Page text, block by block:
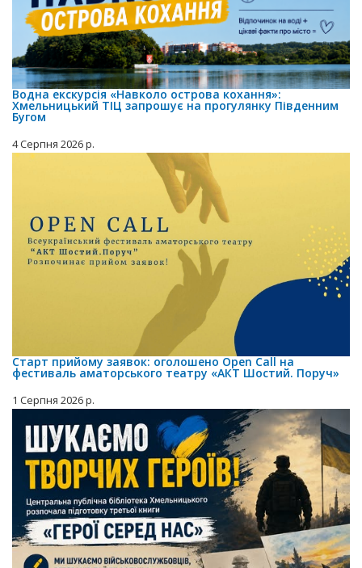
Водна екскурсія «Навколо острова кохання»:
Хмельницький ТІЦ запрошує на прогулянку Південним
Бугом
4 Серпня 2026 р.
Старт прийому заявок: оголошено Open Call на
фестиваль аматорського театру «АКТ Шостий. Поруч»
1 Серпня 2026 р.